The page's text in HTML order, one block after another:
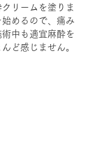
リームを塗りま
めるので、痛み
中も適宜麻酔を
ど感じません。